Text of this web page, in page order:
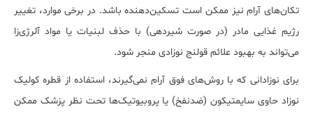
تکان‌های آرام نیز ممکن است تسکین‌دهنده باشد. در برخی موارد، تغییر
رژیم غذایی مادر (در صورت شیردهی) با حذف لبنیات یا مواد آلرژی‌زا
می‌تواند به بهبود علائم قولنج نوزادی منجر شود.
برای نوزادانی که با روش‌های فوق آرام نمی‌گیرند، استفاده از قطره کولیک
نوزاد حاوی سایمتیکون (ضدنفخ) یا پروبیوتیک‌ها تحت نظر پزشک ممکن